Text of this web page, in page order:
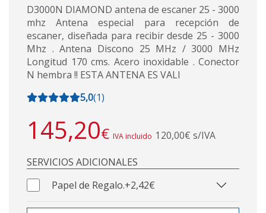
D3000N DIAMOND antena de escaner 25 - 3000
mhz Antena especial para recepción de
escaner, diseñada para recibir desde 25 - 3000
Mhz . Antena Discono 25 MHz / 3000 MHz
Longitud 170 cms. Acero inoxidable . Conector
N hembra !! ESTA ANTENA ES VALI
5,0(1)
145,20€ IVA incluido 120,00€ s/IVA
SERVICIOS ADICIONALES
Papel de Regalo.+2,42€